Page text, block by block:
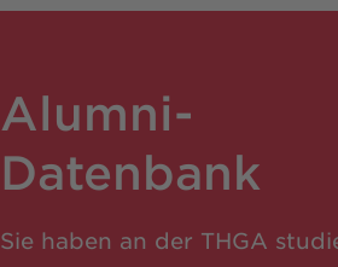
Alumni-
Datenbank
Sie haben an der THGA